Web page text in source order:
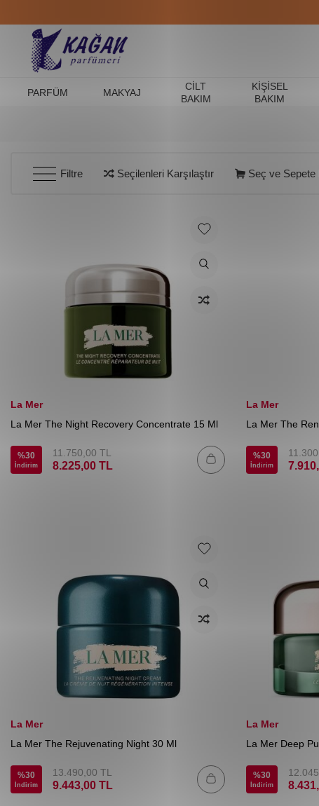
PARFÜM MAKYAJ
CILT
BAKIM
KIŞISEL
BAKIM
Filtre Seçilenleri Karşılaştır Seç ve Sepete
La Mer
La Mer The Night Recovery Concentrate 15 Ml
%30
İndirim
11.750,00 TL
8.225,00 TL
La Mer
La Mer The
%30
İndirim
La Mer
La Mer The Rejuvenating Night 30 Ml
%30
İndirim
13.490,00 TL
9.443,00 TL
La Mer
La Mer Deep
%30
İndirim